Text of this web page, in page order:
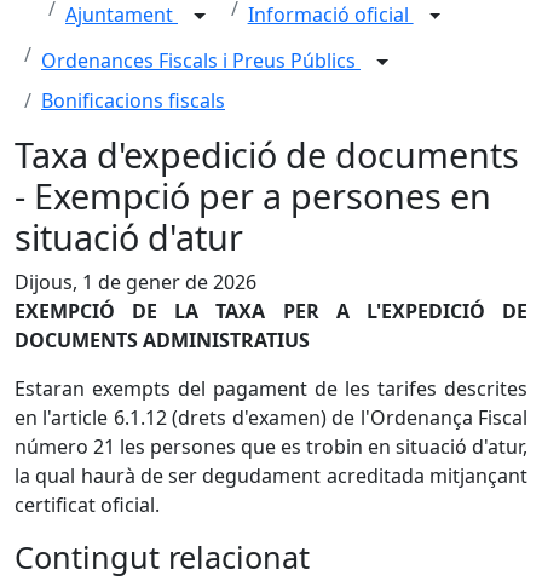
Ajuntament
Informació oficial
Ordenances Fiscals i Preus Públics
Bonificacions fiscals
Taxa d'expedició de documents
- Exempció per a persones en
situació d'atur
Dijous, 1 de gener de 2026
EXEMPCIÓ DE LA TAXA PER A L'EXPEDICIÓ DE
DOCUMENTS ADMINISTRATIUS
Estaran exempts del pagament de les tarifes descrites
en l'article 6.1.12 (drets d'examen) de l'Ordenança Fiscal
número 21 les persones que es trobin en situació d'atur,
la qual haurà de ser degudament acreditada mitjançant
certificat oficial.
Contingut relacionat